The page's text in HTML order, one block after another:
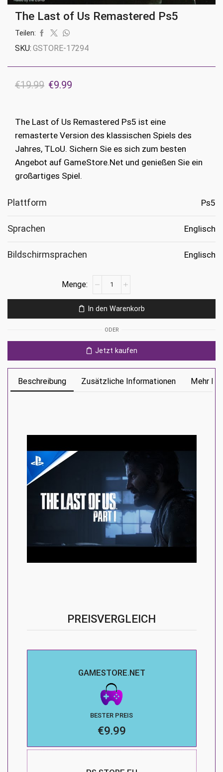
The Last of Us Remastered Ps5
Teilen:
SKU: GSTORE-17294
€19.99 Ursprünglicher
war:
€19.99
€9.99
ist:
€9.99.
The Last of Us Remastered Ps5 ist eine
remasterte Version des klassischen Spiels des
Jahres, TLoU. Sichern Sie es sich zum besten
Angebot auf GameStore.Net und genießen Sie ein
großartiges Spiel.
Plattform Ps5
Sprachen Englisch
Bildschirmsprachen Englisch
of
Us
Ps5
Menge
In den Warenkorb
ODER
Jetzt kaufen
Beschreibung Zusätzliche Informationen Mehr
PREISVERGLEICH
GAMESTORE.NET
BESTER PREIS
€9.99